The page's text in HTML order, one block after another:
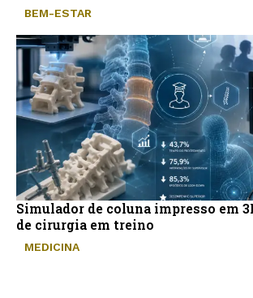
BEM-ESTAR
Simulador de coluna impresso em
de cirurgia em treino
MEDICINA